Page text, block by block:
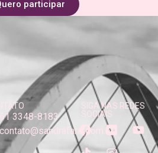
participar
61 3348-8183
contato@sandrafaraj.com.br
SIGA NAS REDES
SOCIAIS